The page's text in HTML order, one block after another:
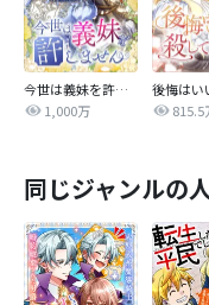
今世は義妹を許しません
1,000万
815.5
同じジャンルの